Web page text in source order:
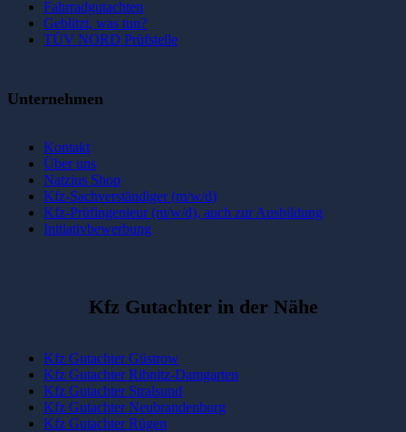
Fahrradgutachten
Geblitzt, was tun?
TÜV NORD Prüfstelle
Unternehmen
Kontakt
Über uns
Natzius Shop
Kfz-Sachverständiger (m/w/d)
Kfz-Prüfingenieur (m/w/d), auch zur Ausbildung
Initiativbewerbung
Kfz Gutachter in der Nähe
Kfz Gutachter Güstrow
Kfz Gutachter Ribnitz-Damgarten
Kfz Gutachter Stralsund
Kfz Gutachter Neubrandenburg
Kfz Gutachter Rügen